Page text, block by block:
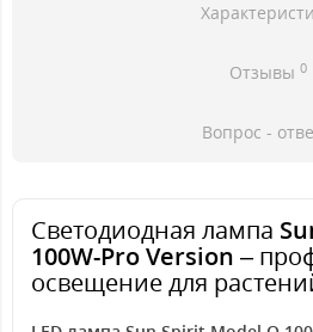
Отзывы 0
Вопрос -
Светодиодная лампа
100W-Pro Version –
освещение для